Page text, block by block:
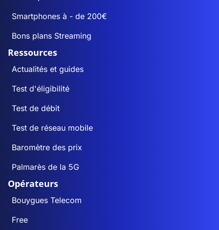
Smartphones à - de 200€
Bons plans Streaming
Ressources
Actualités et guides
Test d'éligibilité
Test de débit
Test de réseau mobile
Baromètre des prix
Palmarès de la 5G
Opérateurs
Bouygues Telecom
Free